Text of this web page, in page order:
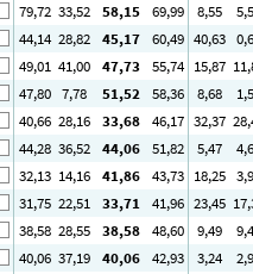
79,72 33,52 58,15 69,99 8,55 5
44,14 28,82 45,17 60,49 40,63 0
49,01 41,00 47,73 55,74 15,87 11
47,80 7,78 51,52 58,36 8,68 1
40,66 28,16 33,68 46,17 32,37 28
44,28 36,52 44,06 51,82 5,47 4
32,13 14,16 41,86 43,73 18,25 3
31,75 22,51 33,71 41,96 23,45 17
38,58 28,55 38,58 48,60 9,49 9
40,06 37,19 40,06 42,93 3,24 2